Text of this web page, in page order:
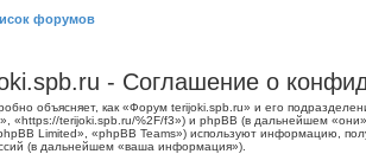
форумов
- Соглашение о
объясняет, как «Форум terijoki.spb.ru» и его
«https://terijoki.spb.ru/%2F/f3») и phpBB (в дальнейшем
Limited», «phpBB Teams») используют информацию,
(в дальнейшем «ваша информация»).